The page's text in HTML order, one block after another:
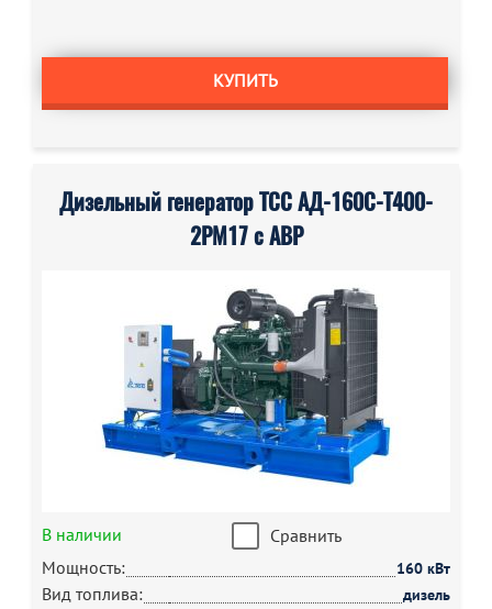
КУПИТЬ
Дизельный генератор ТСС АД-160С-Т400-
2РМ17 с АВР
В наличии
Сравнить
Мощность:
160 кВт
Вид топлива: дизель